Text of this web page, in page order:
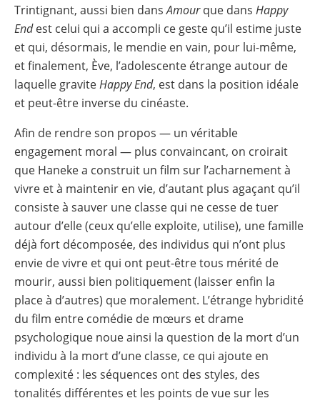
Trintignant, aussi bien dansAmourque dans Happy
Endest celui qui a accompli ce geste qu’il estime juste
et qui, désormais, le mendie en vain, pour lui-même,
et finalement, Ève, l’adolescente étrange autour de
laquelle graviteHappy End, est dans la position idéale
et peut-être inverse du cinéaste.
Afin de rendre son propos — un véritable
engagement moral — plus convaincant, on croirait
que Haneke a construit un film sur l’acharnement à
vivre et à maintenir en vie, d’autant plus agaçant qu’il
consiste à sauver une classe qui ne cesse de tuer
autour d’elle (ceux qu’elle exploite, utilise), une famille
déjà fort décomposée, des individus qui n’ont plus
envie de vivre et qui ont peut-être tous mérité de
mourir, aussi bien politiquement (laisser enfin la
place à d’autres) que moralement. L’étrange hybridité
du film entre comédie de mœurs et drame
psychologique noue ainsi la question de la mort d’un
individu à la mort d’une classe, ce qui ajoute en
complexité : les séquences ont des styles, des
tonalités différentes et les points de vue sur les